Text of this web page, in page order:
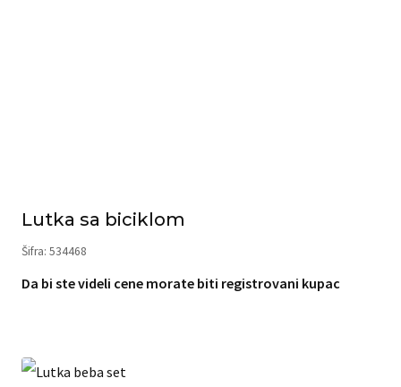
Lutka sa biciklom
Šifra: 534468
Da bi ste videli cene morate biti registrovani kupac